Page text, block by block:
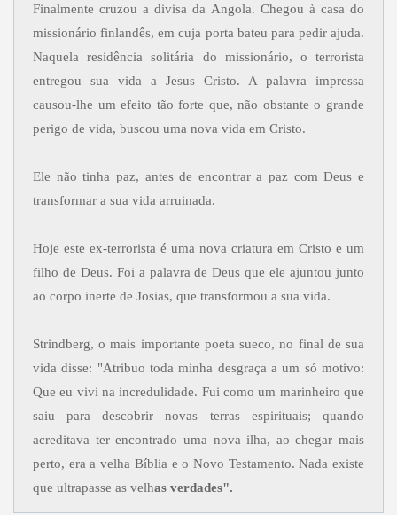
Finalmente cruzou a divisa da Angola. Chegou à casa do
missionário finlandês, em cuja porta bateu para pedir ajuda.
Naquela residência solitária do missionário, o terrorista
entregou sua vida a Jesus Cristo. A palavra impressa
causou-lhe um efeito tão forte que, não obstante o grande
perigo de vida, buscou uma nova vida em Cristo.
Ele não tinha paz, antes de encontrar a paz com Deus e
transformar a sua vida arruinada.
Hoje este ex-terrorista é uma nova criatura em Cristo e um
filho de Deus. Foi a palavra de Deus que ele ajuntou junto
ao corpo inerte de Josias, que transformou a sua vida.
Strindberg, o mais importante poeta sueco, no final de sua
vida disse: "Atribuo toda minha desgraça a um só motivo:
Que eu vivi na incredulidade. Fui como um marinheiro que
saiu para descobrir novas terras espirituais; quando
acreditava ter encontrado uma nova ilha, ao chegar mais
perto, era a velha Bíblia e o Novo Testamento. Nada existe
que ultrapasse as velhas verdades".